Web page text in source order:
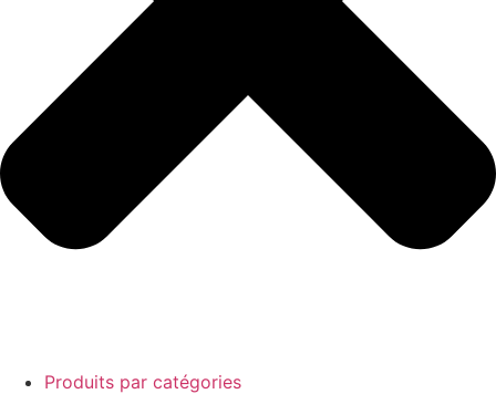
Produits par catégories